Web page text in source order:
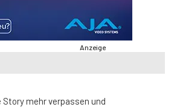
Anzeige
Story mehr verpassen und